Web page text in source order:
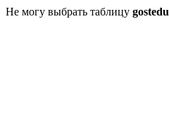
Не могу выбрать таблицу gostedu